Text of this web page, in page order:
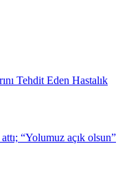
Tehdit Eden Hastalık
“Yolumuz açık olsun”